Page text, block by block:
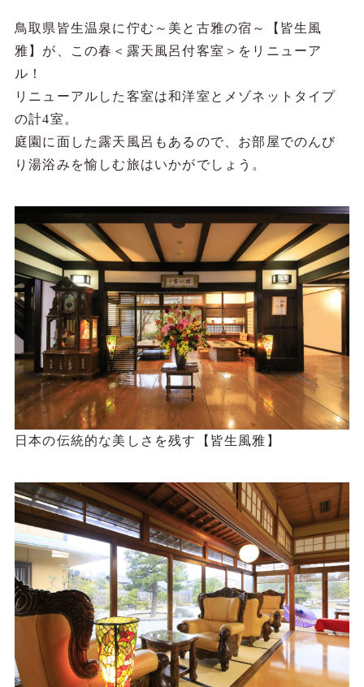
鳥取県皆生温泉に佇む～美と古雅の宿～【皆生風
雅】が、この春＜露天風呂付客室＞をリニューア
ル！
リニューアルした客室は和洋室とメゾネットタイプ
の計4室。
庭園に面した露天風呂もあるので、お部屋でのんび
り湯浴みを愉しむ旅はいかがでしょう。
日本の伝統的な美しさを残す【皆生風雅】